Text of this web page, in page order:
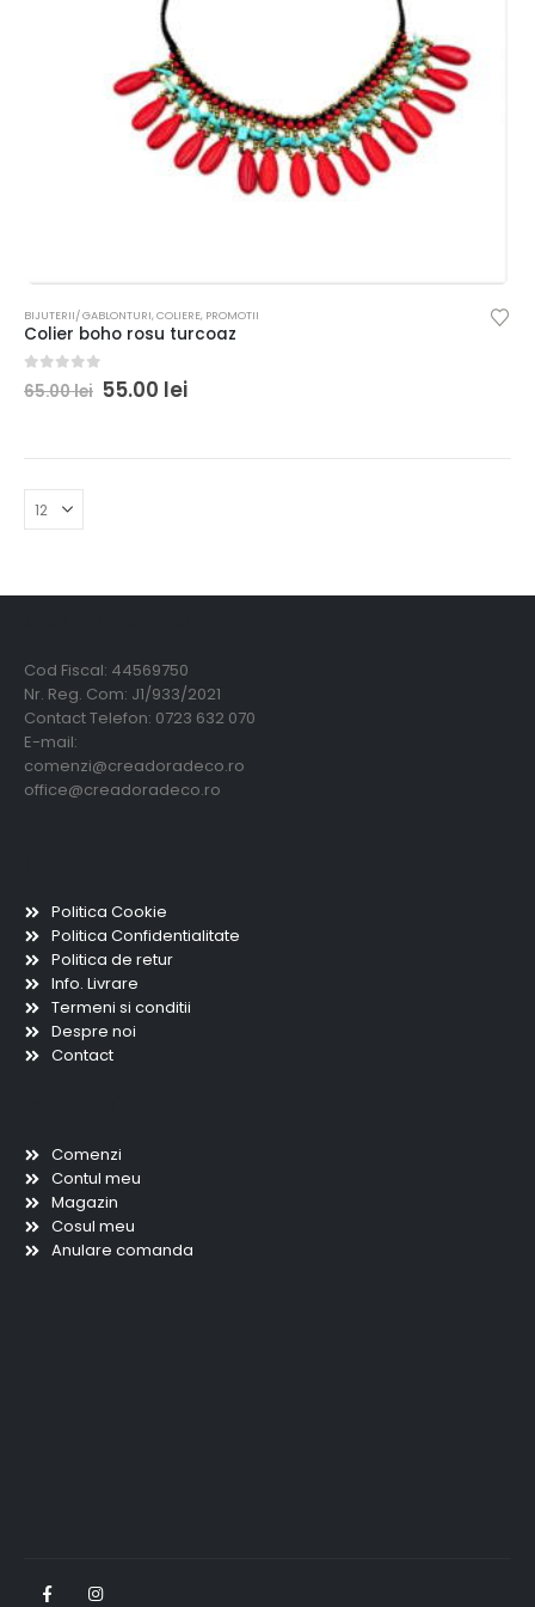
BIJUTERII/ GABLONTURI,COLIERE, PROMOTII
Colier boho rosu turcoaz
0 out of 5
65.00lei 55.00 lei
Cod Fiscal: 44569750
Nr. Reg. Com: J1/933/2021
Contact Telefon: 0723 632 070
E-mail:
comenzi@creadoradeco.ro
office@creadoradeco.ro
Politica Cookie
Politica Confidentialitate
Politica de retur
Info. Livrare
Termeni si conditii
Despre noi
Contact
Comenzi
Contul meu
Magazin
Cosul meu
Anulare comanda